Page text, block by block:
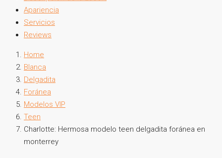
Apariencia
Servicios
Reviews
Home
Blanca
Delgadita
Foránea
Modelos VIP
Teen
Charlotte: Hermosa modelo teen delgadita foránea en
monterrey